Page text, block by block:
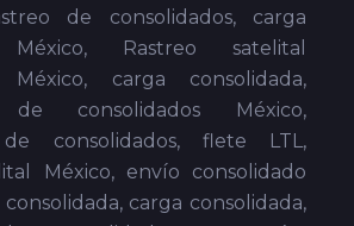
de consolidados, carga
México, Rastreo satelital
México, carga consolidada,
de consolidados México,
de consolidados, flete LTL,
México, envío consolidado
carga consolidada,